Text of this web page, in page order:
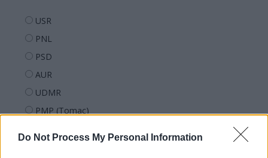
Do Not Process My Personal Information
USR
PNL
PSD
AUR
UDMR
PMP (Tomac)